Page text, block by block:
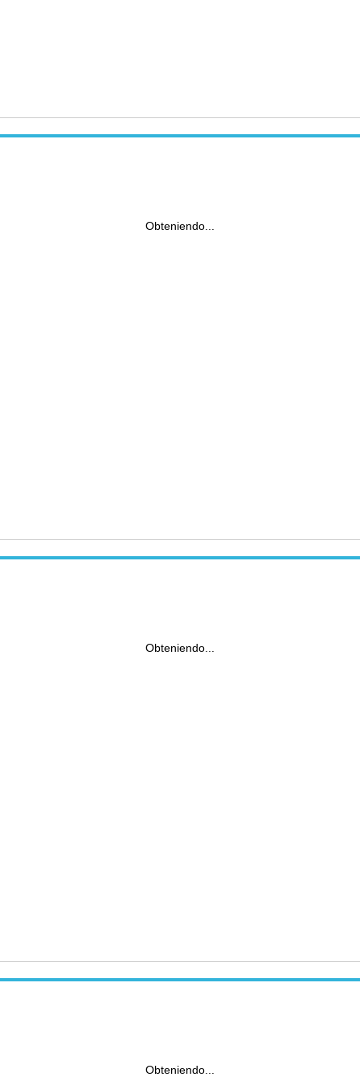
Obteniendo...
Obteniendo...
Obteniendo...